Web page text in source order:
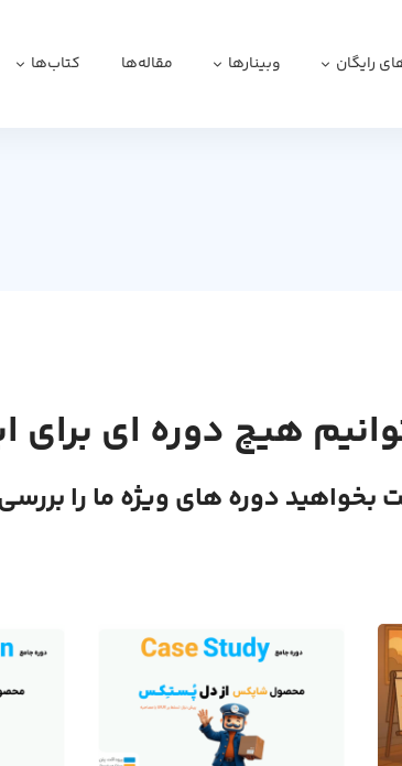
رایگان وبینارها مقاله‌ها کتاب‌ها
هیچ دوره ای برای
دوره های ویژه ما را